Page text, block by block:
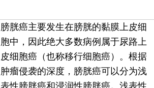
膀胱癌主要发生在膀胱的黏膜上皮细
胞中，因此绝大多数病例属于尿路上
皮细胞癌（也称移行细胞癌）。根据
肿瘤侵袭的深度，膀胱癌可以分为浅